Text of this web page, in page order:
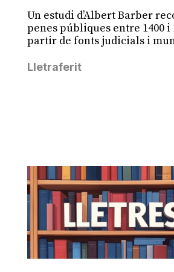
Un estudi d’Albert Barber
penes públiques entre 1400 i
partir de fonts judicials i
Lletraferit